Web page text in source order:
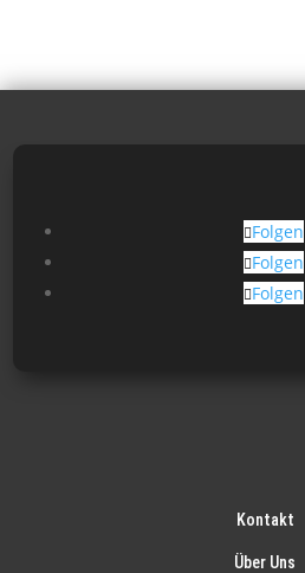
Folgen
Folgen
Folgen
Kontakt
Über Uns